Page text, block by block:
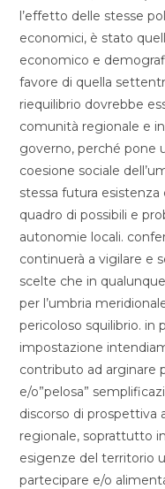
l’effetto delle stesse
economici, è stato
economico e
favore di quella
riequilibrio dovrebbe
comunità regionale e
governo, perché pone
coesione sociale
stessa futura
quadro di possibili e
autonomie locali.
continuerà a vigilare e
scelte che in
per l’umbria
pericoloso squilibrio. in
impostazione
contributo ad arginare
e/o”pelosa”
discorso di prospettiva
regionale, soprattutto
esigenze del territorio
partecipare e/o